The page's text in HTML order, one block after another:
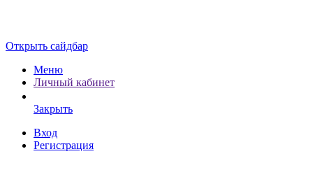
Открыть сайдбар
Меню
Личный кабинет
Закрыть
Вход
Регистрация